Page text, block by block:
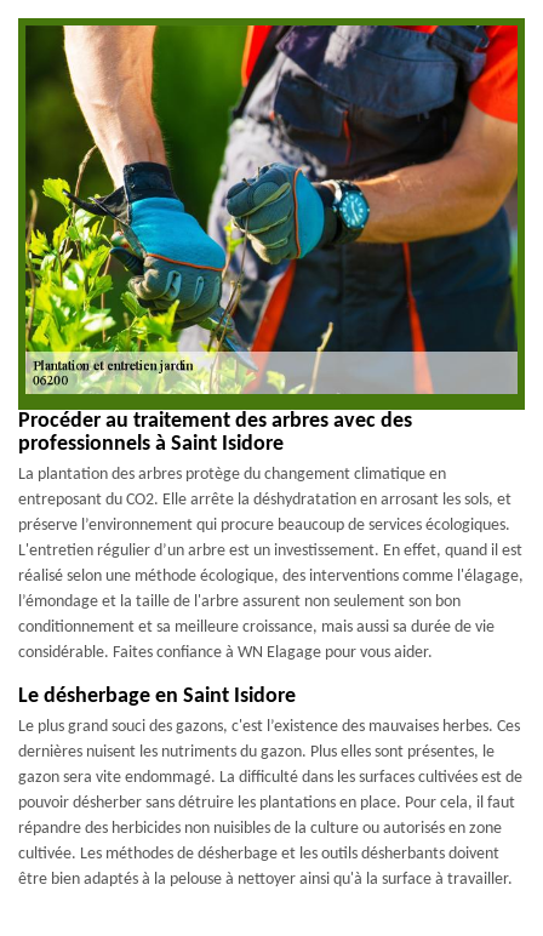
Procéder au traitement des arbres avec des
professionnels à Saint Isidore
La plantation des arbres protège du changement climatique en
entreposant du CO2. Elle arrête la déshydratation en arrosant les sols, et
préserve l’environnement qui procure beaucoup de services écologiques.
L'entretien régulier d’un arbre est un investissement. En effet, quand il est
réalisé selon une méthode écologique, des interventions comme l'élagage,
l’émondage et la taille de l'arbre assurent non seulement son bon
conditionnement et sa meilleure croissance, mais aussi sa durée de vie
considérable. Faites confiance à WN Elagage pour vous aider.
Le désherbage en Saint Isidore
Le plus grand souci des gazons, c'est l’existence des mauvaises herbes. Ces
dernières nuisent les nutriments du gazon. Plus elles sont présentes, le
gazon sera vite endommagé. La difficulté dans les surfaces cultivées est de
pouvoir désherber sans détruire les plantations en place. Pour cela, il faut
répandre des herbicides non nuisibles de la culture ou autorisés en zone
cultivée. Les méthodes de désherbage et les outils désherbants doivent
être bien adaptés à la pelouse à nettoyer ainsi qu'à la surface à travailler.